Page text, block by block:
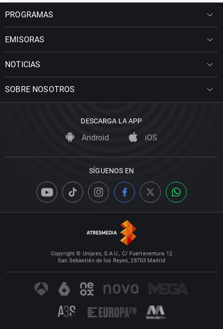
PROGRAMAS
EMISORAS
NOTICIAS
SOBRE NOSOTROS
DESCARGA LA APP
Android iOS
SÍGUENOS EN
Copyright © Uniprex, S.A.U., C/ Fuerteventura 12
San Sebastián de los Reyes, 28703 Madrid